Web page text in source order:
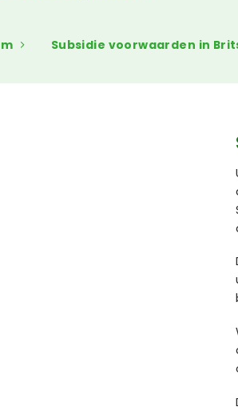
Subsidie voorwaarden in